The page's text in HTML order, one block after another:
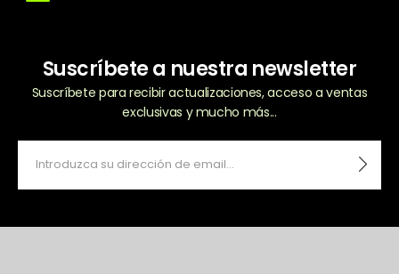
Suscríbete a nuestra newsletter
Suscríbete para recibir actualizaciones, acceso a ventas
exclusivas y mucho más...